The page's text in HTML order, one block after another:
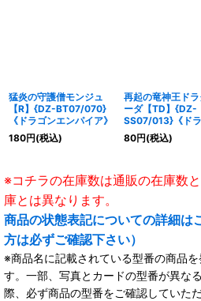
猛炎の守護僧モンジュ
【R】{DZ-BT07/070}
《ドラゴンエンパイア》
180円(税込)
再起の竜神王ド
ーダ【TD】{DZ-
SS07/013}《ド
エンパイア》
80円(税込)
※コチラの在庫数は通販の在庫数
庫とは異なります。
商品の状態表記についての詳細は
方は必ずご確認下さい）
※商品名に記載されている型番の商品
す。一部、写真とカードの型番が異な
際、必ず商品の型番をご確認していた